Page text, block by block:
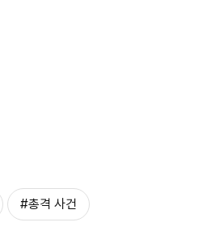
#총격 사건